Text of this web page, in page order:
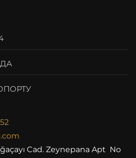
Cad. Zeynepana Apt No